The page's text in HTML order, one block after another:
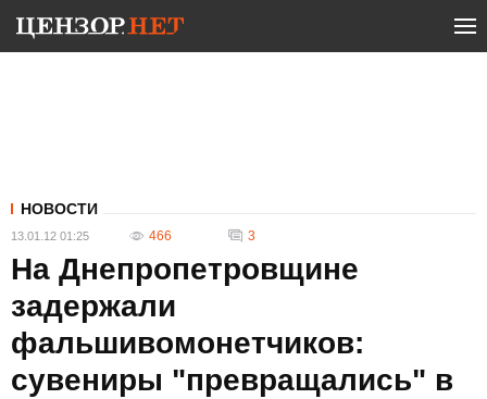
НОВОСТИ
13.01.12 01:25 466 3
На Днепропетровщине
задержали
фальшивомонетчиков:
сувениры "превращались" в